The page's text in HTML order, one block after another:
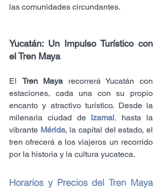
las comunidades circundantes.
Yucatán: Un Impulso Turístico con
el Tren Maya
El Tren Maya recorrerá Yucatán con
estaciones, cada una con su propio
encanto y atractivo turístico. Desde la
milenaria ciudad de Izamal, hasta la
vibrante Mérida, la capital del estado, el
tren ofrecerá a los viajeros un recorrido
por la historia y la cultura yucateca.
Horarios y Precios del Tren Maya